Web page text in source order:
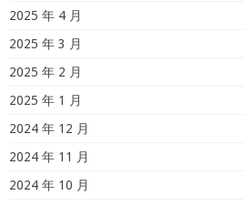
2025 年 4 月
2025 年 3 月
2025 年 2 月
2025 年 1 月
2024 年 12 月
2024 年 11 月
2024 年 10 月